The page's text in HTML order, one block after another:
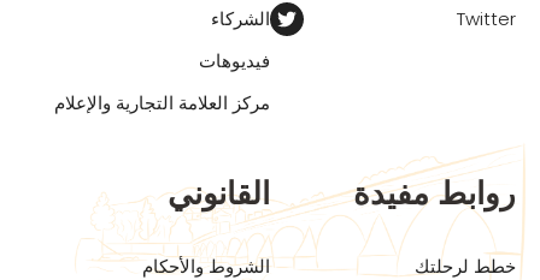
Twitter
الشركاء
فيديوهات
مركز العلامة التجارية والإعلام
روابط مفيدة
خطط لرحلتك
القانوني
الشروط والأحكام